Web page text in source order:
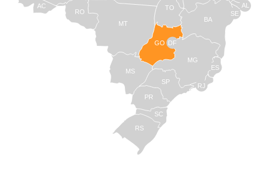
TO
BA
SE
AL
AC
RO
MT
MS
GO
PR
SC
RS
SP
MG
RJ
ES
DF